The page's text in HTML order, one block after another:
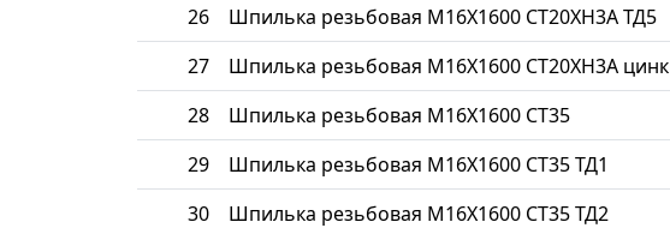
26 Шпилька резьбовая М16Х1600 СТ20ХН3А ТД5
27 Шпилька резьбовая М16Х1600 СТ20ХН3А цинк
28 Шпилька резьбовая М16Х1600 СТ35
29 Шпилька резьбовая М16Х1600 СТ35 ТД1
30 Шпилька резьбовая М16Х1600 СТ35 ТД2